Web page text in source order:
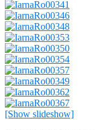
[Show slideshow]